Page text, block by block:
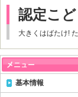
認定こ
大きくはばたけ!
基本情報